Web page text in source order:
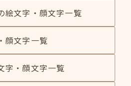
絵文字・顔文字一覧
顔文字一覧
字・顔文字一覧